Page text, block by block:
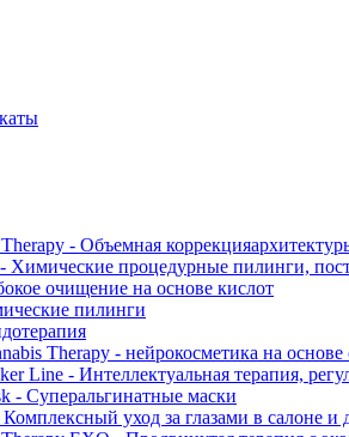
- Объемная
Химические процедурные пилинги,
очищение на основе кислот
пилинги
Therapy - нейрокосметика на
Line - Интеллектуальная терапия,
- Суперальгинатные маски
уход за глазами в салоне и